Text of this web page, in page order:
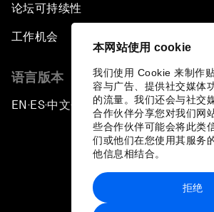
本网站使用 cookie
我们使用 Cookie 来制作
容与广告、提供社交媒体
的流量。我们还会与社交
合作伙伴分享您对我们网
些合作伙伴可能会将此类
们或他们在您使用其服务
他信息相结合。
拒绝
论坛可持续性
工作机会
语言版本
EN ▪ES▪中文▪ 日本語